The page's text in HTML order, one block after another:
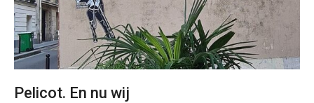
Pelicot. En nu wij